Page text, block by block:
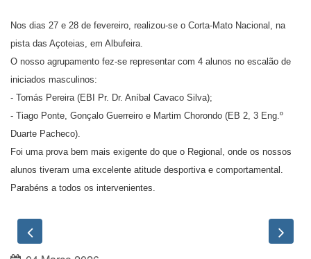
Nos dias 27 e 28 de fevereiro, realizou-se o Corta-Mato Nacional, na
pista das Açoteias, em Albufeira.
O nosso agrupamento fez-se representar com 4 alunos no escalão de
iniciados masculinos:
- Tomás Pereira (EBI Pr. Dr. Aníbal Cavaco Silva);
- Tiago Ponte, Gonçalo Guerreiro e Martim Chorondo (EB 2, 3 Eng.º
Duarte Pacheco).
Foi uma prova bem mais exigente do que o Regional, onde os nossos
alunos tiveram uma excelente atitude desportiva e comportamental.
Parabéns a todos os intervenientes.
Previous